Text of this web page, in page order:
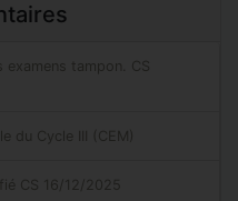
tampon. CS
du Cycle III (CEM)
CS 16/12/2025